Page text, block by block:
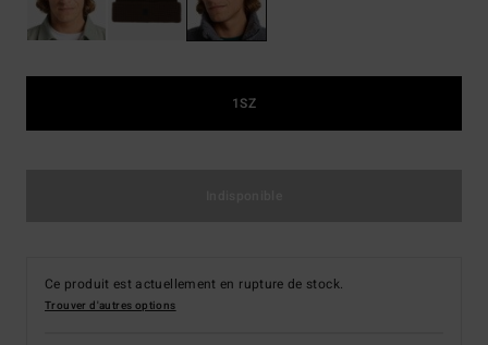
1SZ
Ce produit est actuellement en rupture de stock.
Trouver d'autres options